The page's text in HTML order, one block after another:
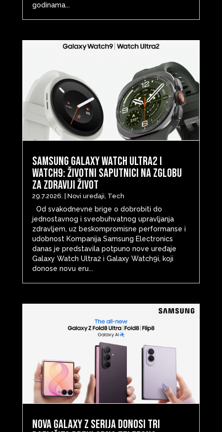
godinama...
Samsung Galaxy Watch Ultra2 i
Watch9: životni saputnici na zglobu
za zdraviji život
29.7.2026. | Novi uređaji Tech
Od svakodnevne brige o dobrobiti do
jednostavnog i sveobuhvatnog upravljanja
zdravljem, uz beskompromisne performanse i
udobnost Kompanija Samsung Electronics
danas je predstavila potpuno nove uređaje
Galaxy Watch Ultra2 i Galaxy Watch9i, koji
donose novu eru...
Nova Galaxy Z serija donosi tri